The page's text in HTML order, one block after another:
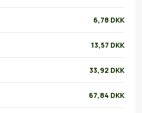
6,78 DKK
13,57 DKK
33,92 DKK
67,84 DKK